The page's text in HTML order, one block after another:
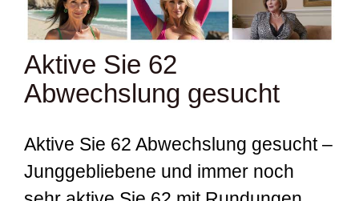
Aktive Sie 62
Abwechslung gesucht
Aktive Sie 62 Abwechslung gesucht –
Junggebliebene und immer noch